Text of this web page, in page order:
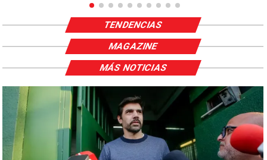
TENDENCIAS
MAGAZINE
MÁS NOTICIAS